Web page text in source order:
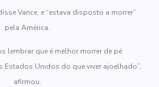
Vance, e “estava disposto a morrer”
pela América.
lembrar que é melhor morrer de pé
Estados Unidos do que viver ajoelhado”,
afirmou.